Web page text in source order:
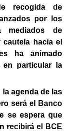
recogida de
por los
mediados de
hacia el
ha animado
en particular la
agenda de las
será el Banco
se espera que
recibirá el BCE